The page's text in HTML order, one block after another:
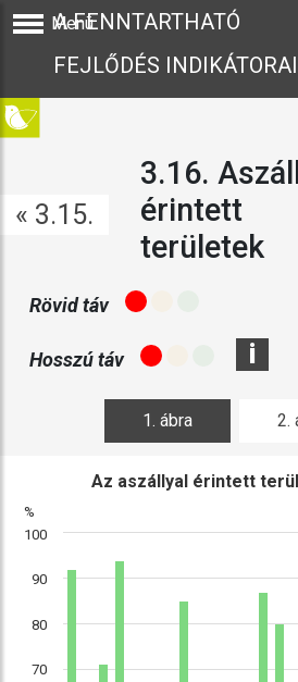
Menü
A FENNTARTHATÓ
FEJLŐDÉS INDIKÁTORAI
« 3.15.
3.16.
érintett
területek
Rövid táv
Hosszú táv i
1. ábra 2.
%
Az aszállyal érintett
70
80
90
100